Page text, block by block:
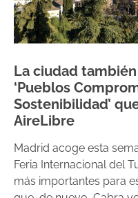
La ciudad
‘Pueblos
Sostenibilidad’
AireLibre
Madrid acoge esta
Feria Internacional del
más importantes para